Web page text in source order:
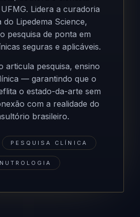
Lidera a curadoria
do Lipedema Science,
pesquisa de ponta em
seguras e aplicáveis.
articula pesquisa, ensino
— garantindo que o
o estado-da-arte sem
com a realidade do
brasileiro.
PESQUISA CLÍNICA
NUTROLOGIA